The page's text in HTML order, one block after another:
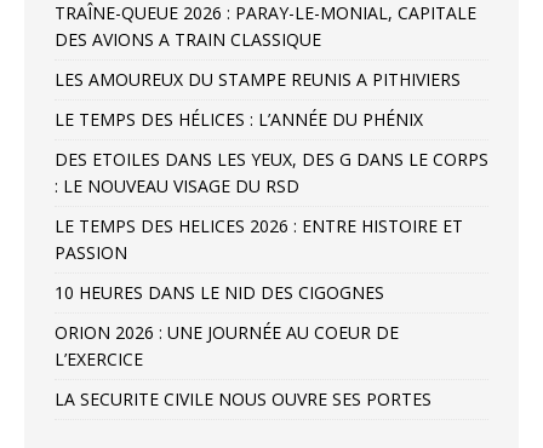
TRAÎNE-QUEUE 2026 : PARAY-LE-MONIAL, CAPITALE
DES AVIONS A TRAIN CLASSIQUE
LES AMOUREUX DU STAMPE REUNIS A PITHIVIERS
LE TEMPS DES HÉLICES : L’ANNÉE DU PHÉNIX
DES ETOILES DANS LES YEUX, DES G DANS LE CORPS
: LE NOUVEAU VISAGE DU RSD
LE TEMPS DES HELICES 2026 : ENTRE HISTOIRE ET
PASSION
10 HEURES DANS LE NID DES CIGOGNES
ORION 2026 : UNE JOURNÉE AU COEUR DE
L’EXERCICE
LA SECURITE CIVILE NOUS OUVRE SES PORTES